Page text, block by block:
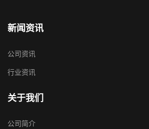
新闻资讯
公司资讯
行业资讯
关于我们
公司简介